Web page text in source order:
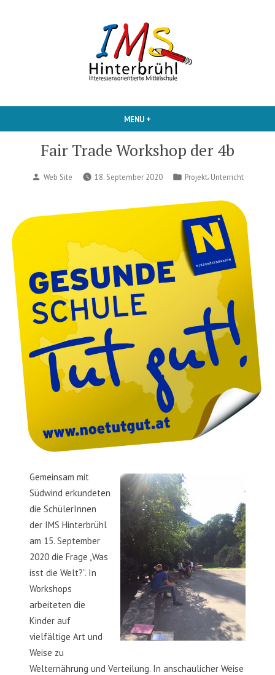
IMS Hinterbruehl
MENU +
Fair Trade Workshop der 4b
Posted
Web Site 18. September 2020
Posted
Projekt Unterricht
Gemeinsam mit
Südwind erkundeten
die SchülerInnen
der IMS Hinterbrühl
am 15. September
2020 die Frage „Was
isst die Welt?“. In
Workshops
arbeiteten die
Kinder auf
vielfältige Art und
Weise zu
Welternährung und Verteilung. In anschaulicher Weise